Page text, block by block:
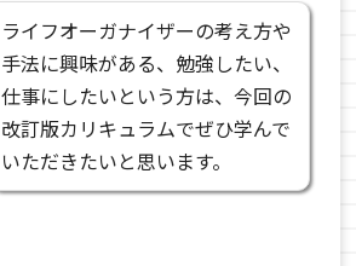
ライフオーガナイザーの考え方や
手法に興味がある、勉強したい、
仕事にしたいという方は、今回の
改訂版カリキュラムでぜひ学んで
いただきたいと思います。